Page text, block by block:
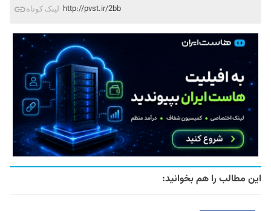
لینک کوتاه http://pvst.ir/2bb
این مطالب را هم بخوانید: